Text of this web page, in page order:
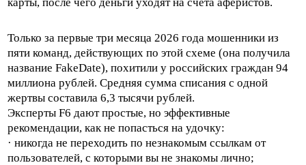
Только за первые три месяца 2026 года мошенники из
пяти команд, действующих по этой схеме (она получила
название FakeDate), похитили у российских граждан 94
миллиона рублей. Средняя сумма списания с одной
жертвы составила 6,3 тысячи рублей.
Эксперты F6 дают простые, но эффективные
рекомендации, как не попасться на удочку:
· никогда не переходить по незнакомым ссылкам от
пользователей, с которыми вы не знакомы лично;